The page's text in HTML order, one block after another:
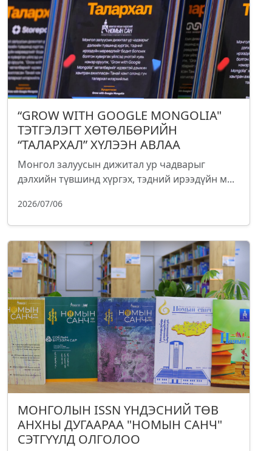
“GROW WITH GOOGLE MONGOLIA"
ТЭТГЭЛЭГТ ХӨТӨЛБӨРИЙН
“ТАЛАРХАЛ” ХҮЛЭЭН АВЛАА
Монгол залуусын дижитал ур чадварыг
дэлхийн түвшинд хүргэх, тэдний ирээдүйн м...
2026/07/06
МОНГОЛЫН ISSN ҮНДЭСНИЙ ТӨВ
АНХНЫ ДУГААРАА "НОМЫН САНЧ"
СЭТГҮҮЛД ОЛГОЛОО